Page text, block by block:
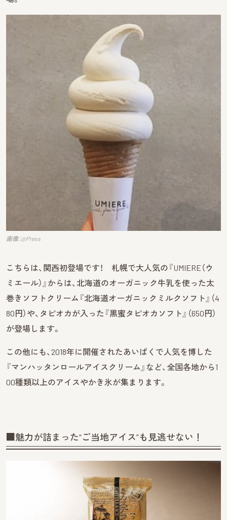
画像：@Press
こちらは、関西初登場です！ 札幌で大人気の『UMIERE（ウ
ミエール）』からは、北海道のオーガニック牛乳を使った太
巻きソフトクリーム『北海道オーガニックミルクソフト』（4
80円）や、タピオカが入った『黒蜜タピオカソフト』（650円）
が登場します。
この他にも、2018年に開催されたあいぱくで人気を博した
『マンハッタンロールアイスクリーム』など、全国各地から1
00種類以上のアイスやかき氷が集まります。
■魅力が詰まった“ご当地アイス”も見逃せない！